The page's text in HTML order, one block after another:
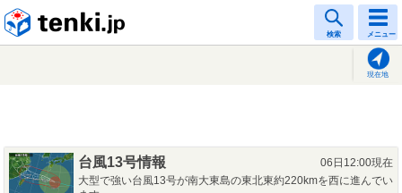
検索 メニュー
現在地
台風13号情報
06日12:00現在
大型で強い台風13号が南大東島の東北東約220kmを西に進んでい